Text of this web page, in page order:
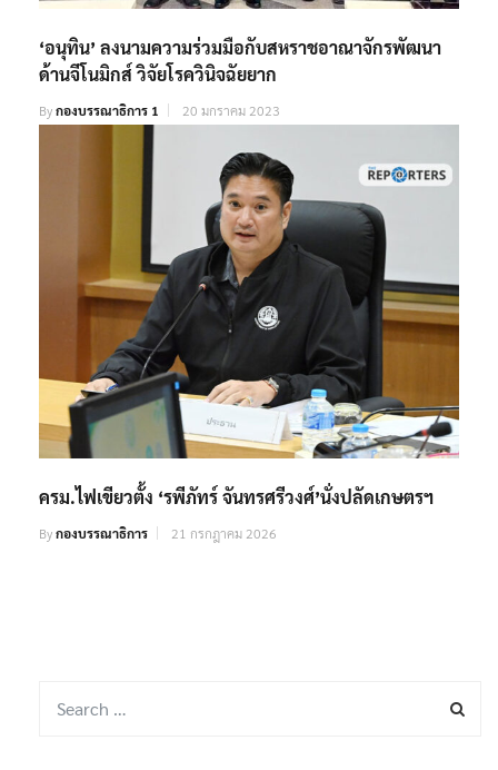
‘อนุทิน’ ลงนามความร่วมมือกับสหราชอาณาจักรพัฒนา
ด้านจีโนมิกส์ วิจัยโรควินิจฉัยยาก
Byกองบรรณาธิการ 1 20 มกราคม 2023
ครม.ไฟเขียวตั้ง ‘รพีภัทร์ จันทรศรีวงศ์’นั่งปลัดเกษตรฯ
Byกองบรรณาธิการ 21 กรกฎาคม 2026